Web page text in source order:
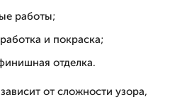
работы;
и покраска;
отделка.
от сложности узора,